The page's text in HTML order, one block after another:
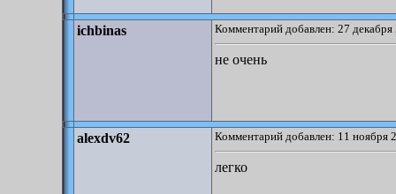
ichbinas Комментарий добавлен: 27
не очень
alexdv62 Комментарий добавлен: 11 ноября
легко